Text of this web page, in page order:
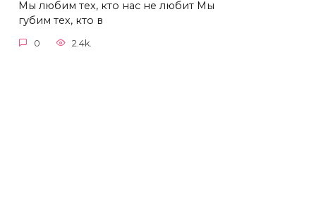
Мы любим тех, кто нас не любит Мы
губим тех, кто в
0 2.4k.